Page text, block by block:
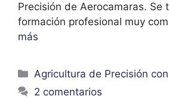
Precisión de Aerocamaras. Se
formación profesional muy
más
Agricultura de Precisión
2 comentarios